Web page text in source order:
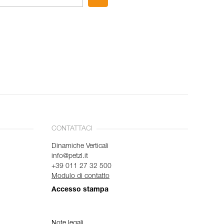
CONTATTACI
Dinamiche Verticali
info@petzl.it
+39 011 27 32 500
Modulo di contatto
Accesso stampa